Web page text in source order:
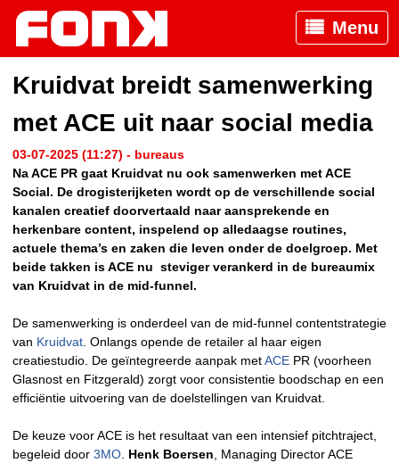
Menu
Kruidvat breidt samenwerking
met ACE uit naar social media
03-07-2025 (11:27) - bureaus
Na ACE PR gaat Kruidvat nu ook samenwerken met ACE
Social. De drogisterijketen wordt op de verschillende social
kanalen creatief doorvertaald naar aansprekende en
herkenbare content, inspelend op alledaagse routines,
actuele thema’s en zaken die leven onder de doelgroep. Met
beide takken is ACE nu steviger verankerd in de bureaumix
van Kruidvat in de mid-funnel.
De samenwerking is onderdeel van de mid-funnel contentstrategie
van Kruidvat . Onlangs opende de retailer al haar eigen
creatiestudio. De geïntegreerde aanpak metACE PR (voorheen
Glasnost en Fitzgerald) zorgt voor consistentie boodschap en een
efficiëntie uitvoering van de doelstellingen van Kruidvat.
De keuze voor ACE is het resultaat van een intensief pitchtraject,
begeleid door 3MO Henk Boersen , Managing Director ACE